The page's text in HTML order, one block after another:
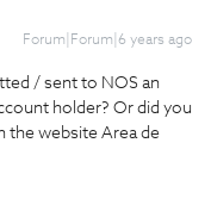
Forum|Forum|6 years ago
/ sent to NOS an
holder? Or did you
the website Area de